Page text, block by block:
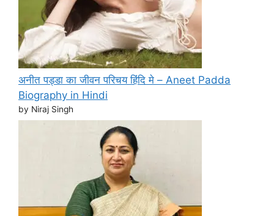
अनीत पड्डा का जीवन परिचय हिंदि मे – Aneet Padda
Biography in Hindi
by Niraj Singh